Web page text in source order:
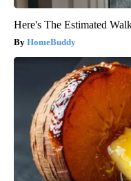
Here's The Estimated
HomeBuddy